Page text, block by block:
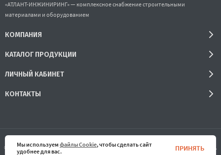
«АТЛАНТ-ИНЖИНИРИНГ» — комплексное снабжение строительными
материалами и оборудованием
КОМПАНИЯ
КАТАЛОГ ПРОДУКЦИИ
ЛИЧНЫЙ КАБИНЕТ
КОНТАКТЫ
© 2016-2026 ООО «ТОРГОВЫЙ ДОМ «АТЛАНТ-ИНЖИНИРИНГ» Все права защищены.
Мы используем файлы Cookie, чтобы сделать сайт
удобнее для вас.
ПРИНЯТЬ